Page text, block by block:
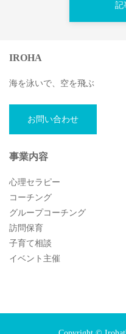
記
IROHA
海を泳いで、空を飛ぶ
お問い合わせ
事業内容
心理セラピー
コーチング
グループコーチング
訪問保育
子育て相談
イベント主催